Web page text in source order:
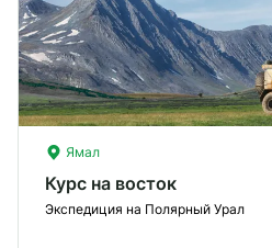
Ямал
Курс на восток
Экспедиция на Полярный Урал